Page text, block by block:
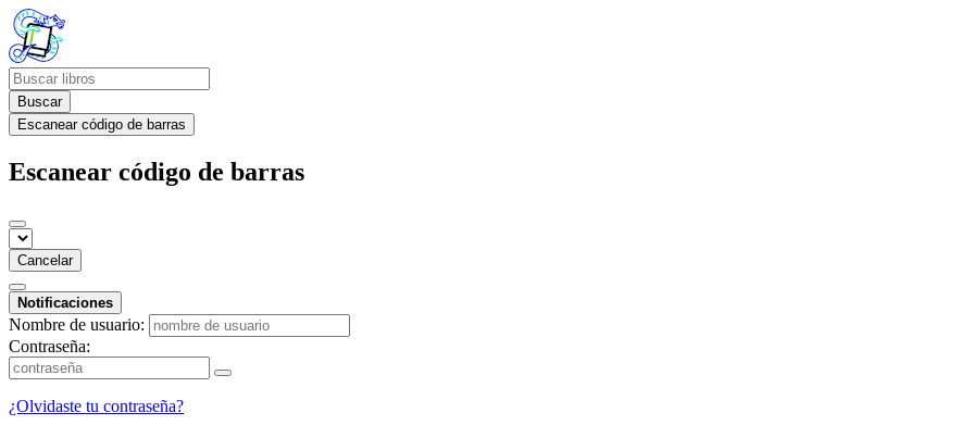
Buscar
Escanear código de barras
Escanear código de barras
Cancelar
Notificaciones
Nombre de usuario:
Contraseña:
¿Olvidaste tu contraseña?